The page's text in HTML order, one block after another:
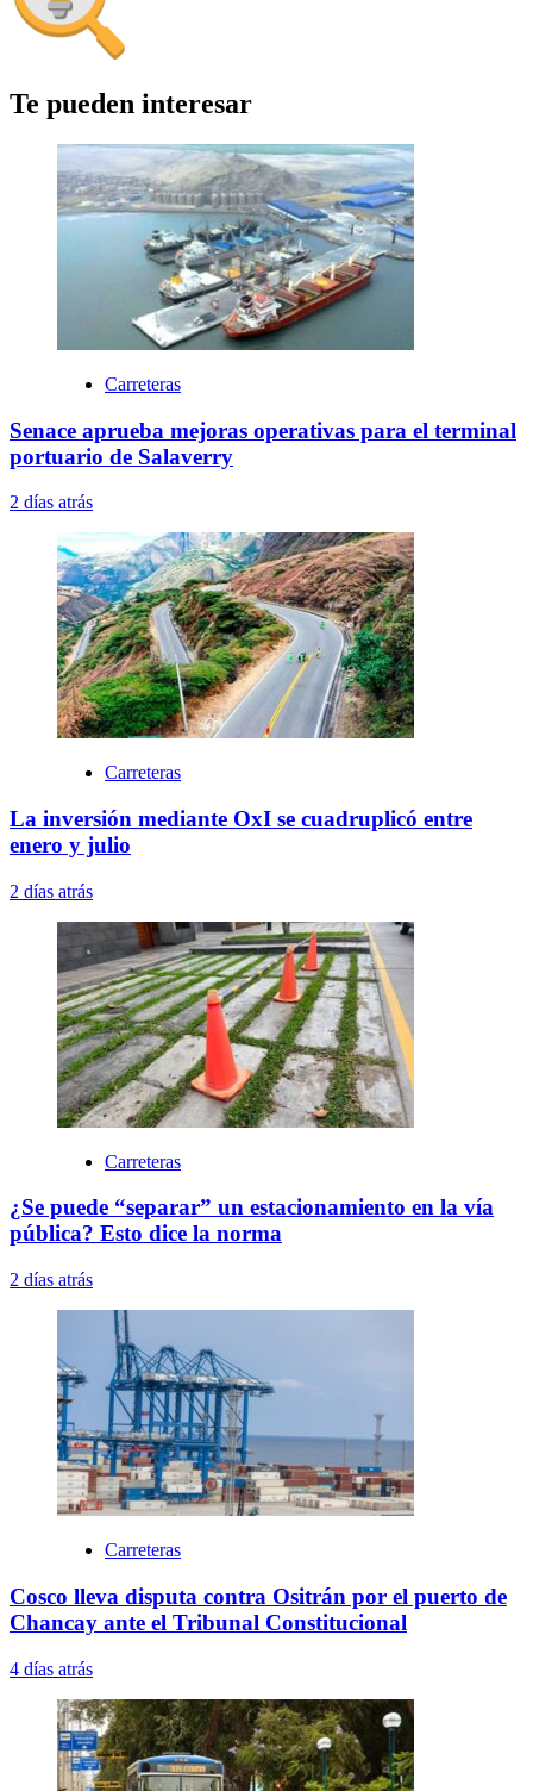
Te pueden interesar
Carreteras
Senace aprueba mejoras operativas para el terminal
portuario de Salaverry
2 días atrás
Carreteras
La inversión mediante OxI se cuadruplicó entre
enero y julio
2 días atrás
Carreteras
¿Se puede “separar” un estacionamiento en la vía
pública? Esto dice la norma
2 días atrás
Carreteras
Cosco lleva disputa contra Ositrán por el puerto de
Chancay ante el Tribunal Constitucional
4 días atrás